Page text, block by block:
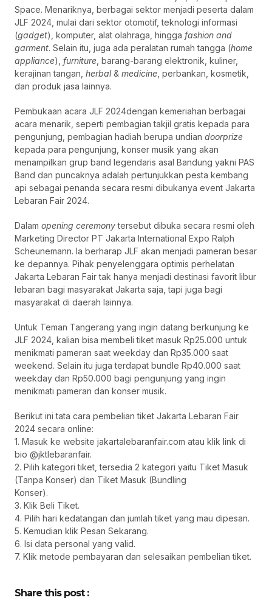
Space. Menariknya, berbagai sektor menjadi peserta dalam
JLF 2024, mulai dari sektor otomotif, teknologi informasi
(gadget), komputer, alat olahraga, hingga fashion and
garment. Selain itu, juga ada peralatan rumah tangga (home
appliance), furniture , barang-barang elektronik, kuliner,
kerajinan tangan, herbal& medicine , perbankan, kosmetik,
dan produk jasa lainnya.
Pembukaan acara JLF 2024dengan kemeriahan berbagai
acara menarik, seperti pembagian takjil gratis kepada para
pengunjung, pembagian hadiah berupa undian doorprize
kepada para pengunjung, konser musik yang akan
menampilkan grup band legendaris asal Bandung yakni PAS
Band dan puncaknya adalah pertunjukkan pesta kembang
api sebagai penanda secara resmi dibukanya event Jakarta
Lebaran Fair 2024.
Dalam opening ceremonytersebut dibuka secara resmi oleh
Marketing Director PT Jakarta International Expo Ralph
Scheunemann. Ia berharap JLF akan menjadi pameran besar
ke depannya. Pihak penyelenggara optimis perhelatan
Jakarta Lebaran Fair tak hanya menjadi destinasi favorit libur
lebaran bagi masyarakat Jakarta saja, tapi juga bagi
masyarakat di daerah lainnya.
Untuk Teman Tangerang yang ingin datang berkunjung ke
JLF 2024, kalian bisa membeli tiket masuk Rp25.000 untuk
menikmati pameran saat weekday dan Rp35.000 saat
weekend. Selain itu juga terdapat bundle Rp40.000 saat
weekday dan Rp50.000 bagi pengunjung yang ingin
menikmati pameran dan konser musik.
Berikut ini tata cara pembelian tiket Jakarta Lebaran Fair
2024 secara online:
1. Masuk ke website jakartalebaranfair.com atau klik link di
bio @jktlebaranfair.
2. Pilih kategori tiket, tersedia 2 kategori yaitu Tiket Masuk
(Tanpa Konser) dan Tiket Masuk (Bundling
Konser).
3. Klik Beli Tiket.
4. Pilih hari kedatangan dan jumlah tiket yang mau dipesan.
5. Kemudian klik Pesan Sekarang.
6. Isi data personal yang valid.
7. Klik metode pembayaran dan selesaikan pembelian tiket.
Share this post :